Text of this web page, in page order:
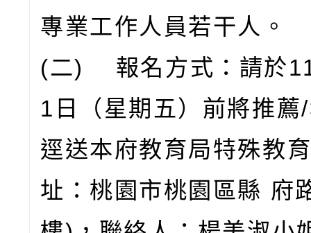
專業工作人員若干人。
(二) 報名方式：請於
1日（星期五）前將推薦
逕送本府教育局特殊教
址：桃園市桃園區縣 府